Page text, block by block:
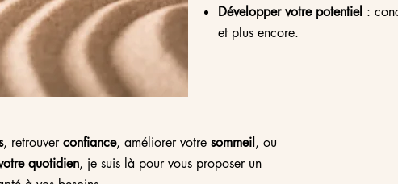
Développer votre potentiel :
et plus encore.
, retrouverconfiance, améliorer votre sommeil , ou
quotidien, je suis là pour vous proposer un